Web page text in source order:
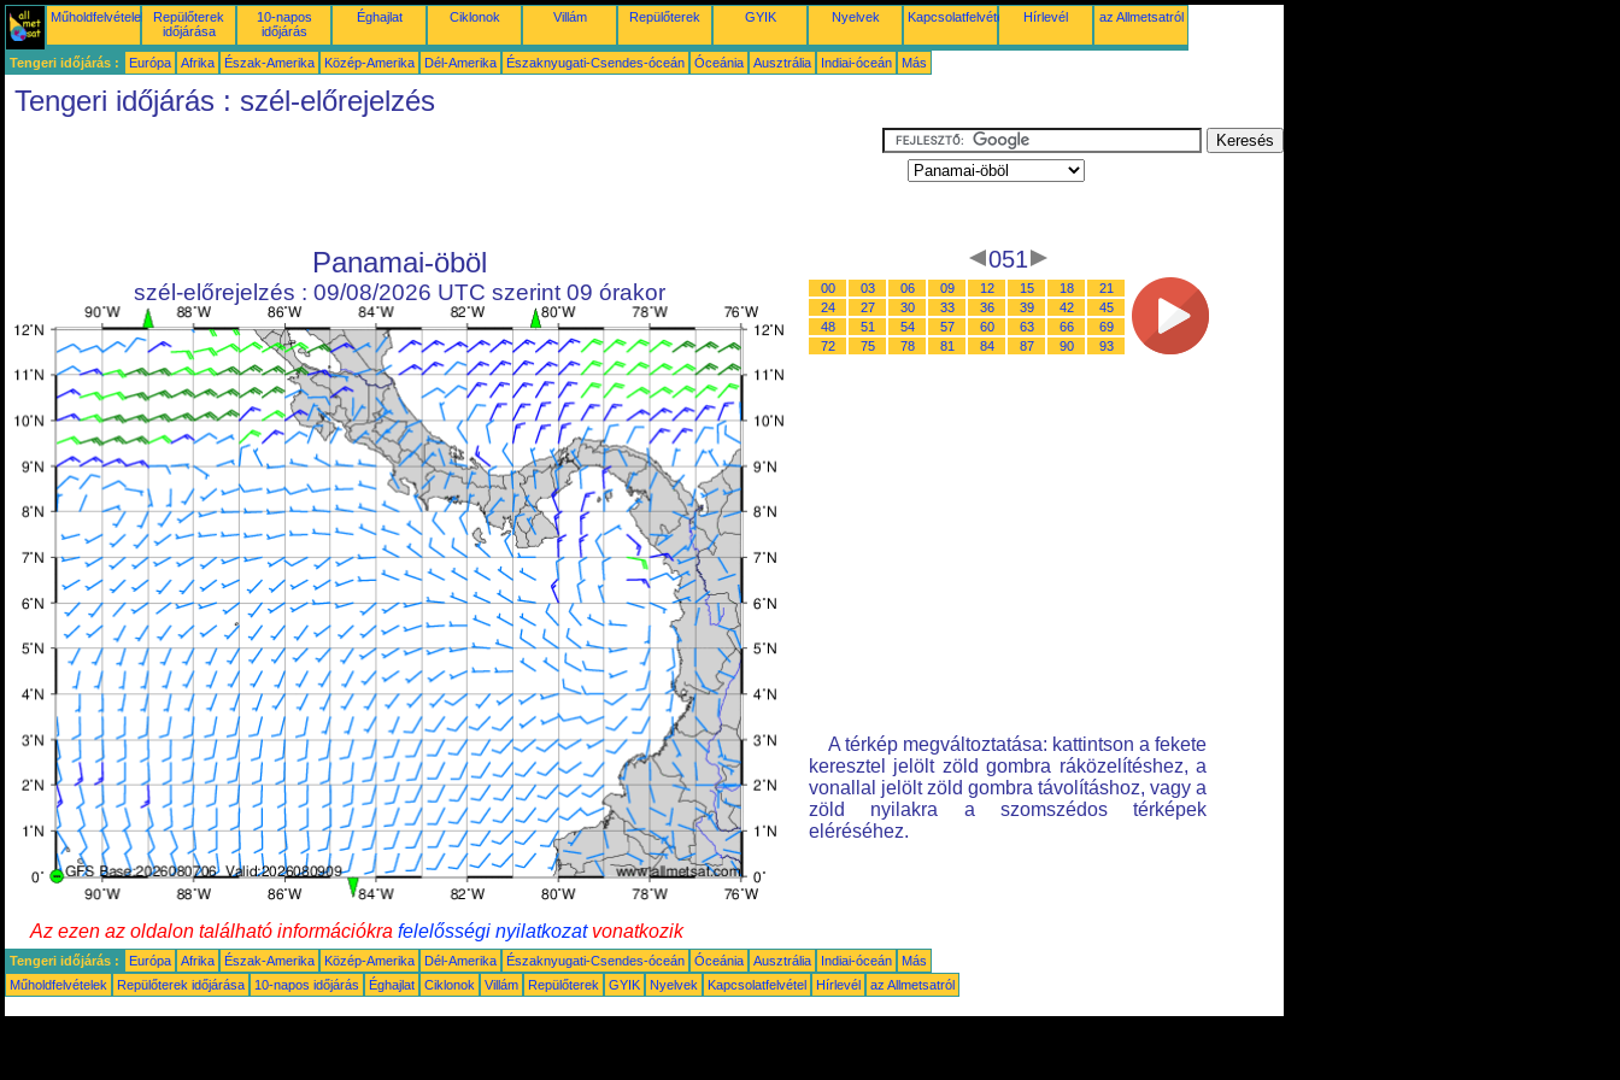
Műholdfelvételek
Repülőterek
időjárása
10-napos
időjárás
Éghajlat Ciklonok Villám Repülőterek GYIK Nyelvek Kapcsolatfelvétel Hírlevél az Allmetsatról
Tengeri időjárás : Európa Afrika Észak-Amerika Közép-Amerika Dél-Amerika Északnyugati-Csendes-óceán Óceánia Ausztrália Indiai-óceán Más
Tengeri időjárás : szél-előrejelzés
Panamai-öböl
szél-előrejelzés : 09/08/2026 UTC szerint 09 órakor
051
00 03 06 09 12 15 18
21
24
27 30 33 36 39 42
45
48
51 54 57 60 63 66
69
72
75 78 81 84 87 90 93
A térkép megváltoztatása: kattintson a fekete
keresztel jelölt zöld gombra ráközelítéshez, a
vonallal jelölt zöld gombra távolításhoz, vagy a
zöld nyilakra a szomszédos térképek
eléréséhez.
Az ezen az oldalon található információkra felelősségi nyilatkozatvonatkozik
Tengeri időjárás : Európa Afrika Észak-Amerika Közép-Amerika Dél-Amerika Északnyugati-Csendes-óceán Óceánia Ausztrália Indiai-óceán
Más
Műholdfelvételek
Repülőterek időjárása 10-napos időjárás Éghajlat Ciklonok Villám Repülőterek GYIK Nyelvek Kapcsolatfelvétel Hírlevél az Allmetsatról